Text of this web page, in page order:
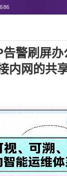
警刷屏办
内网的共